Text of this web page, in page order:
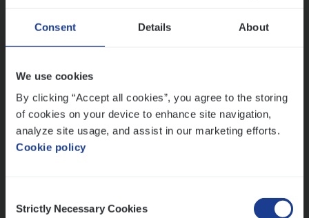
Consent Details About
We use cookies
By clicking “Accept all cookies”, you agree to the storing
of cookies on your device to enhance site navigation,
analyze site usage, and assist in our marketing efforts.
Cookie policy
Selection
Strictly Necessary Cookies
ITBusi­ness Analyst
IT, Change & Innovation
Antwerpen
Test Ana­lyst